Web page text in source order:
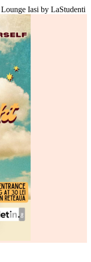
Iasi by LaStudenti